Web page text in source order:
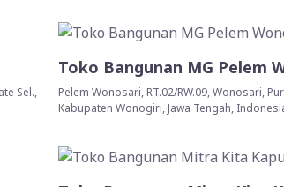
Sel.,
Toko Bangunan MG Pelem
Pelem Wonosari, RT.02/RW.09, Wonosari,
Kabupaten Wonogiri, Jawa Tengah,